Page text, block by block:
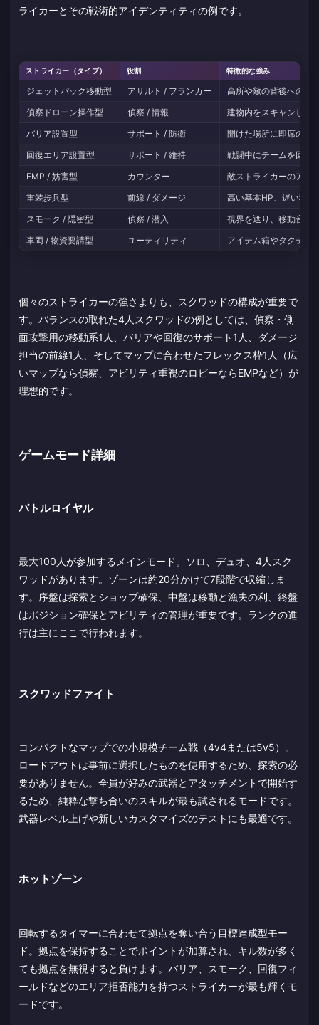
ライカーとその戦術的アイデンティティの例です。
ストライカー（タイプ） 役割 特徴的な強み
ジェットパック移動型 アサルト / フランカー
高所や敵の背後への迅
偵察ドローン操作型
偵察 / 情報
建物内をスキャンし、
バリア設置型
サポート / 防衛
開けた場所に即席の遮
回復エリア設置型
サポート / 維持
戦闘中にチームを回復
EMP / 妨害型
カウンター
敵ストライカーのアビ
重装歩兵型
前線 / ダメージ
高い基本HP、遅い移
スモーク / 隠密型
偵察 / 潜入
視界を遮り、移動音を
車両 / 物資要請型
ユーティリティ アイテム箱やタクティ
個々のストライカーの強さよりも、スクワッドの構成が重要で
す。バランスの取れた4人スクワッドの例としては、偵察・側
面攻撃用の移動系1人、バリアや回復のサポート1人、ダメージ
担当の前線1人、そしてマップに合わせたフレックス枠1人（広
いマップなら偵察、アビリティ重視のロビーならEMPなど）が
理想的です。
ゲームモード詳細
バトルロイヤル
最大100人が参加するメインモード。ソロ、デュオ、4人スク
ワッドがあります。ゾーンは約20分かけて7段階で収縮しま
す。序盤は探索とショップ確保、中盤は移動と漁夫の利、終盤
はポジション確保とアビリティの管理が重要です。ランクの進
行は主にここで行われます。
スクワッドファイト
コンパクトなマップでの小規模チーム戦（4v4または5v5）。
ロードアウトは事前に選択したものを使用するため、探索の必
要がありません。全員が好みの武器とアタッチメントで開始す
るため、純粋な撃ち合いのスキルが最も試されるモードです。
武器レベル上げや新しいカスタマイズのテストにも最適です。
ホットゾーン
回転するタイマーに合わせて拠点を奪い合う目標達成型モー
ド。拠点を保持することでポイントが加算され、キル数が多く
ても拠点を無視すると負けます。バリア、スモーク、回復フィ
ールドなどのエリア拒否能力を持つストライカーが最も輝くモ
ードです。